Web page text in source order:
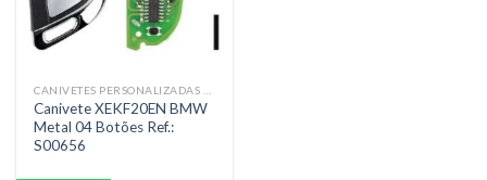
Canivete XEKF20EN BMW
Metal 04 Botões Ref.:
S00656